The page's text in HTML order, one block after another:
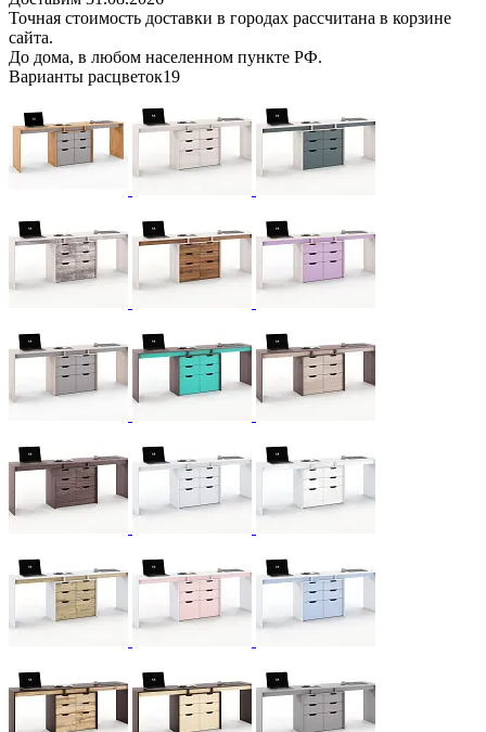
Точная стоимость доставки в городах рассчитана в корзине
сайта.
До дома, в любом населенном пункте РФ.
Варианты расцветок19